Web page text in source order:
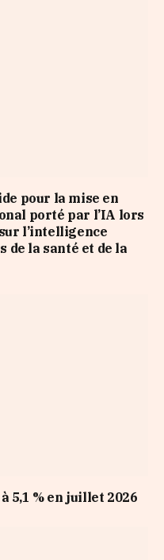
pour la mise en
porté par l’IA lors
l’intelligence
la santé et de la
5,1 % en juillet 2026